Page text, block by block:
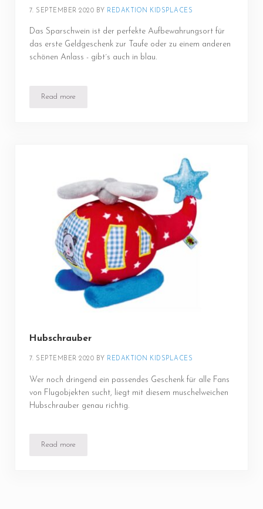
7. SEPTEMBER 2020 BY REDAKTION KIDSPLACES
Das Sparschwein ist der perfekte Aufbewahrungsort für
das erste Geldgeschenk zur Taufe oder zu einem anderen
schönen Anlass - gibt´s auch in blau.
Read moreSparschwein in rosa
Hubschrauber
7. SEPTEMBER 2020 BY REDAKTION KIDSPLACES
Wer noch dringend ein passendes Geschenk für alle Fans
von Flugobjekten sucht, liegt mit diesem muschelweichen
Hubschrauber genau richtig.
Read moreHubschrauber